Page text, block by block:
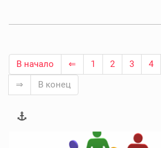
В начало ⇐ 1 2 3 4
⇒
В конец